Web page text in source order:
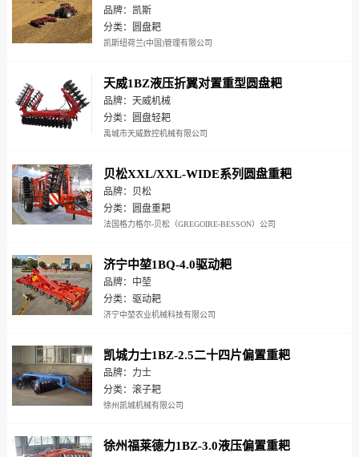
品牌：凯斯
分类：圆盘耙
凯斯纽荷兰(中国)管理有限公司
天威1BZ液压折翼对置重型圆盘耙
品牌：天威机械
分类：圆盘轻耙
禹城市天威数控机械有限公司
贝松XXL/XXL-WIDE系列圆盘重耙
品牌：贝松
分类：圆盘重耙
法国格力格尔-贝松（GREGOIRE-BESSON）公司
济宁中堃1BQ-4.0驱动耙
品牌：中堃
分类：驱动耙
济宁中堃农业机械科技有限公司
凯城力士1BZ-2.5二十四片偏置重耙
品牌：力士
分类：滚子耙
徐州凯城机械有限公司
徐州福莱德力1BZ-3.0液压偏置重耙